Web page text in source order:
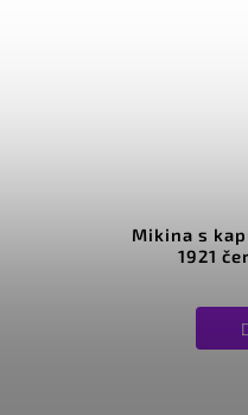
Mikina s
1921